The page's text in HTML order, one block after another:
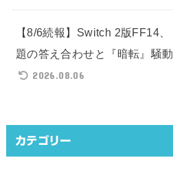
【8/6続報】Switch 2版FF14
題の答え合わせと『暗転』騒
2026.08.06
カテゴリー